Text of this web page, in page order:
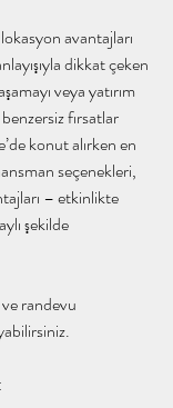
avantajları
dikkat çeken
veya yatırım
fırsatlar
konut alırken en
seçenekleri,
– etkinlikte
şekilde
randevu